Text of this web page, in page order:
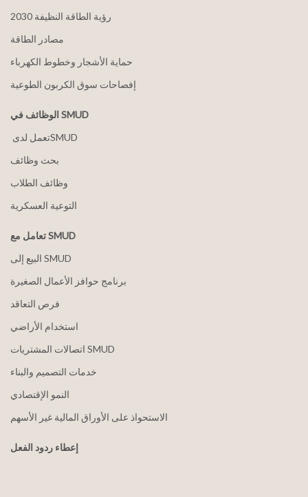
2030 رؤية الطاقة النظيفة
مصادر الطاقة
حماية الأشجار وخطوط الكهرباء
إفصاحات سوق الكربون الطوعية
الوظائف في SMUD
بحث وظائف
وظائف الطلاب
التوعية العسكرية
تعامل مع SMUD
البيع إلى SMUD
برنامج حوافز الأعمال الصغيرة
فرص التعاقد
استخدام الأراضي
اتصالات المشتريات SMUD
خدمات التصميم والبناء
النمو الإقتصادي
الاستحواذ على الأوراق المالية غير الأسهم
إعطاء ردود الفعل